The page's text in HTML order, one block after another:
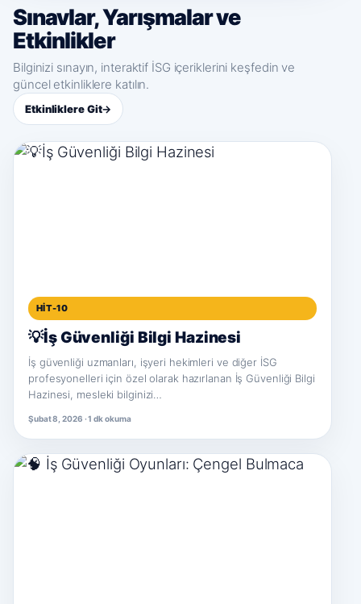
Sınavlar, Yarışmalar ve
Etkinlikler
Bilginizi sınayın, interaktif İSG içeriklerini keşfedin ve
güncel etkinliklere katılın.
Etkinliklere Git→
HIT-10
💡İş Güvenliği Bilgi Hazinesi
İş güvenliği uzmanları, işyeri hekimleri ve diğer İSG
profesyonelleri için özel olarak hazırlanan İş Güvenliği Bilgi
Hazinesi, mesleki bilginizi…
Şubat 8, 2026 · 1 dk okuma